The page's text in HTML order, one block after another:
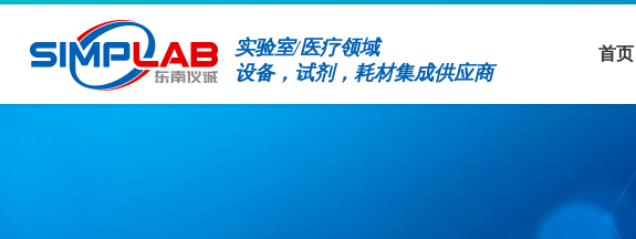
实验室/医疗领域
设备，试剂，耗材集成供应商
首页